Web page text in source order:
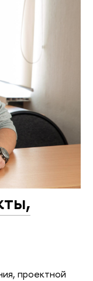
проектной